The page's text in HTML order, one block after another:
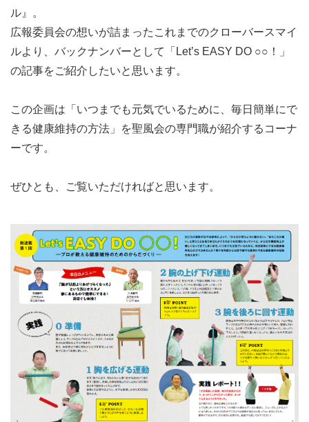
ル』。
広報委員会の想いが詰まったこれまでのクローバースマイ
ルより、バックナンバーとして「Let’s EASY DO ○○！」
の記事をご紹介したいと思います。
この企画は「いつまでも元気でいるために、毎日簡単にで
きる健康維持の方法」を聖風会の専門職が紹介するコーナ
ーです。
ぜひとも、ご覧いただければと思います。